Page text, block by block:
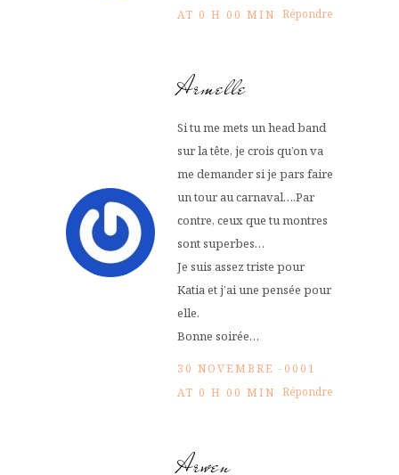
AT 0 H 00 MIN Répondre
Armelle
Si tu me mets un head band
sur la tête, je crois qu’on va
me demander si je pars faire
un tour au carnaval….Par
contre, ceux que tu montres
sont superbes…
Je suis assez triste pour
Katia et j’ai une pensée pour
elle.
Bonne soirée…
30 NOVEMBRE -0001
AT 0 H 00 MIN Répondre
Arwen